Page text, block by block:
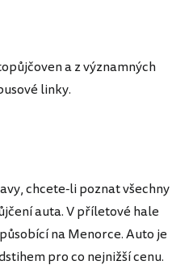
a z významných
linky.
chcete-li poznat všechny
auta. V příletové hale
na Menorce. Auto je
pro co nejnižší cenu.